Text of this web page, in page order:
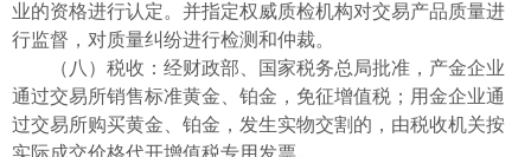
业的资格进行认定。并指定权威质检机构对交易产品质量进
行监督，对质量纠纷进行检测和仲裁。
（八）税收：经财政部、国家税务总局批准，产金企业
通过交易所销售标准黄金、铂金，免征增值税；用金企业通
过交易所购买黄金、铂金，发生实物交割的，由税收机关按